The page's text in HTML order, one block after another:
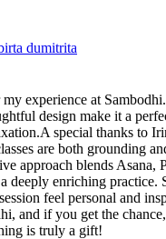
dumitrita
experience at
design make it a
special thanks to
are both grounding
approach blends Asana,
deeply enriching practice.
feel personal and
and if you get the
is truly a gift!